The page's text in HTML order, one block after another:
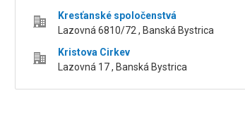
Kresťanské spoločenstvá
Lazovná 6810/72 , Banská Bystrica
Kristova Cirkev
Lazovná 17 , Banská Bystrica